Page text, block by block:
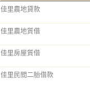
佳里農地貸款
佳里農地質借
佳里房屋質借
佳里民間二胎借款